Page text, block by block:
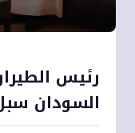
رئيس
السودان